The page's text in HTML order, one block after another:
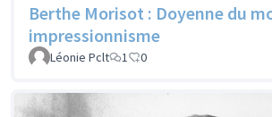
Berthe Morisot : Doyenne du
impressionnisme
Léonie Pclt 1 0